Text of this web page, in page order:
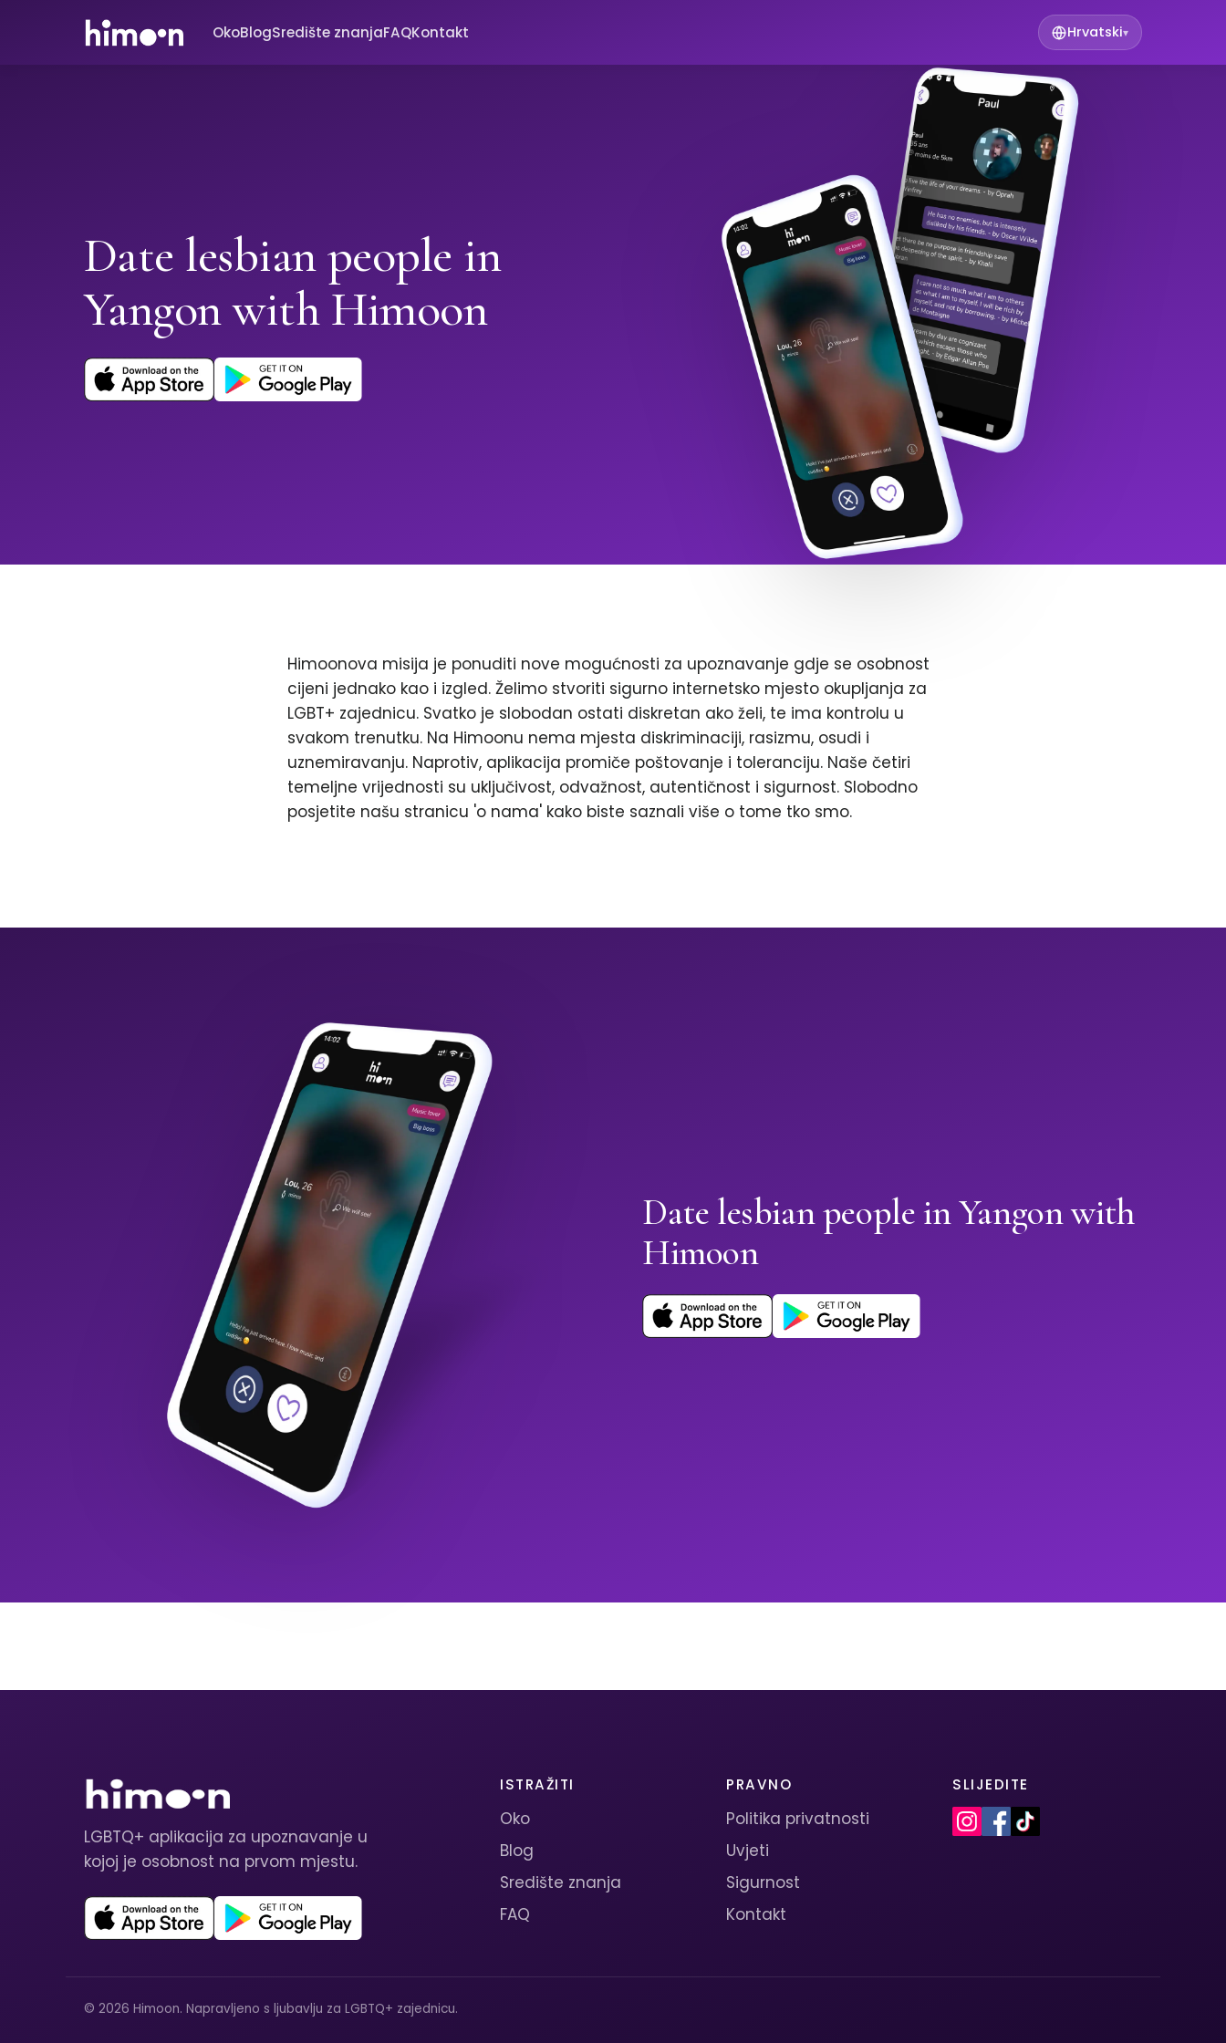
OkoBlogSredište znanjaFAQKontakt Hrvatski▾
Date lesbian people in
Yangon with Himoon
Himoonova misija je ponuditi nove mogućnosti za upoznavanje gdje se osobnost
cijeni jednako kao i izgled. Želimo stvoriti sigurno internetsko mjesto okupljanja za
LGBT+ zajednicu. Svatko je slobodan ostati diskretan ako želi, te ima kontrolu u
svakom trenutku. Na Himoonu nema mjesta diskriminaciji, rasizmu, osudi i
uznemiravanju. Naprotiv, aplikacija promiče poštovanje i toleranciju. Naše četiri
temeljne vrijednosti su uključivost, odvažnost, autentičnost i sigurnost. Slobodno
posjetite našu stranicu 'o nama' kako biste saznali više o tome tko smo.
Date lesbian people in Yangon with
Himoon
LGBTQ+ aplikacija za upoznavanje u
kojoj je osobnost na prvom mjestu.
ISTRAŽITI
Oko
Blog
Središte znanja
FAQ
PRAVNO
Politika privatnosti
Uvjeti
Sigurnost
Kontakt
SLIJEDITE
© 2026 Himoon. Napravljeno s ljubavlju za LGBTQ+ zajednicu.